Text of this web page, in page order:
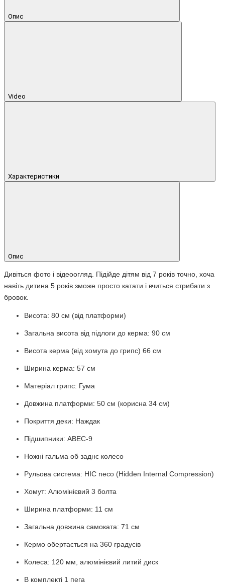
Опис
Video
Характеристики
Опис
Дивіться фото і відеоогляд. Підійде дітям від 7 років точно, хоча
навіть дитина 5 років зможе просто катати і вчиться стрибати з
бровок.
Висота: 80 см (від платформи)
Загальна висота від підлоги до керма: 90 см
Висота керма (від хомута до грипс) 66 см
Ширина керма: 57 см
Матеріал грипс: Гума
Довжина платформи: 50 см (корисна 34 см)
Покриття деки: Наждак
Підшипники: ABEC-9
Ножні гальма об заднє колесо
Рульова система: HIC neco (Hidden Internal Compression)
Хомут: Алюмінієвий 3 болта
Ширина платформи: 11 см
Загальна довжина самоката: 71 см
Кермо обертається на 360 градусів
Колеса: 120 мм, алюмінієвий литий диск
В комплекті 1 пега